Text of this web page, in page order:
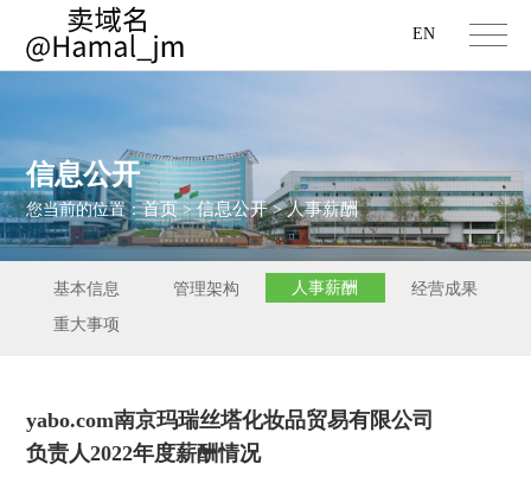
EN
信息公开
您当前的位置：首页>信息公开>人事薪酬
基本信息 管理架构 人事薪酬
经营成果
重大事项
yabo.com南京玛瑞丝塔化妆品贸易有限公司
负责人2022年度薪酬情况